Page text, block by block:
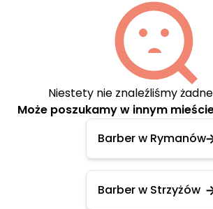
Niestety nie znaleźliśmy
Może poszukamy w innym
Barber w Rymanów
Barber w Strzyżów